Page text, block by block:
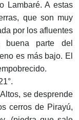
Lambaré. A estas
que son muy
por los afluentes
parte del
es más bajo. El
se desprende
cerros de Pirayú,